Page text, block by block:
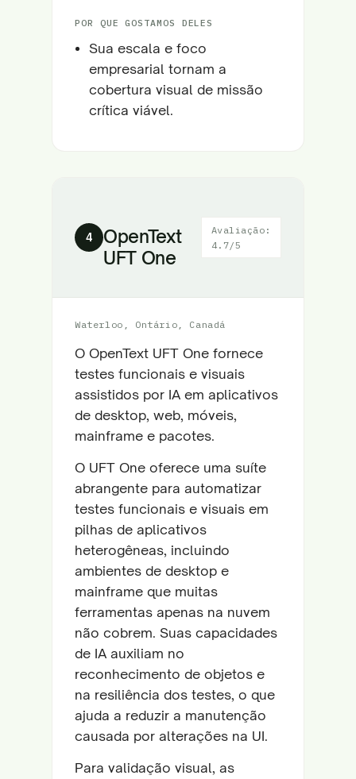
POR QUE GOSTAMOS DELES
Sua escala e foco
empresarial tornam a
cobertura visual de missão
crítica viável.
4
OpenText
UFT One
Avaliação:
4.7/5
Waterloo, Ontário, Canadá
O OpenText UFT One fornece
testes funcionais e visuais
assistidos por IA em aplicativos
de desktop, web, móveis,
mainframe e pacotes.
O UFT One oferece uma suíte
abrangente para automatizar
testes funcionais e visuais em
pilhas de aplicativos
heterogêneas, incluindo
ambientes de desktop e
mainframe que muitas
ferramentas apenas na nuvem
não cobrem. Suas capacidades
de IA auxiliam no
reconhecimento de objetos e
na resiliência dos testes, o que
ajuda a reduzir a manutenção
causada por alterações na UI.
Para validação visual, as